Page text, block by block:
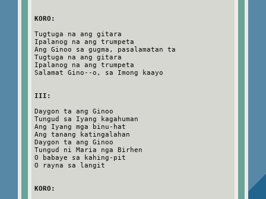
KORO:
Tugtuga na ang gitara
Ipalanog na ang trumpeta
Ang Ginoo sa gugma, pasalamatan ta
Tugtuga na ang gitara
Ipalanog na ang trumpeta
Salamat Gino--o, sa Imong kaayo
III:
Daygon ta ang Ginoo
Tungud sa Iyang kagahuman
Ang Iyang mga binu-hat
Ang tanang katingalahan
Daygon ta ang Ginoo
Tungud ni Maria nga Birhen
O babaye sa kahing-pit
O rayna sa langit
KORO: